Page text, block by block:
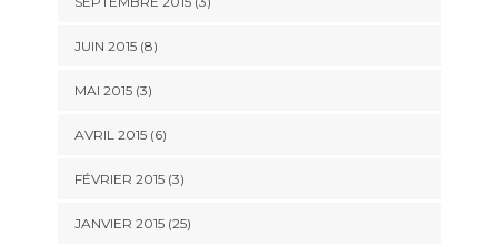
JUIN 2015 (8)
MAI 2015 (3)
AVRIL 2015 (6)
FÉVRIER 2015 (3)
JANVIER 2015 (25)